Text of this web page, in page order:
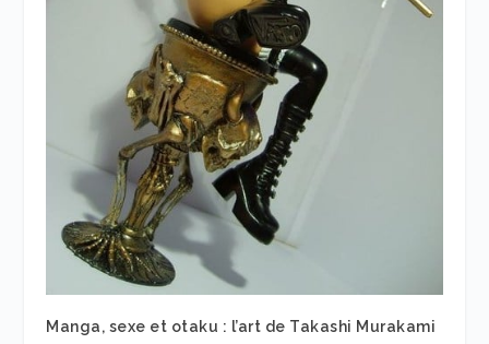
Manga, sexe et otaku : l’art de Takashi Murakami